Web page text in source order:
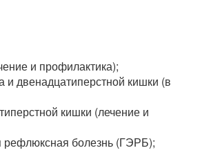
и профилактика);
и двенадцатиперстной кишки (в
кишки (лечение и
рефлюксная болезнь (ГЭРБ);